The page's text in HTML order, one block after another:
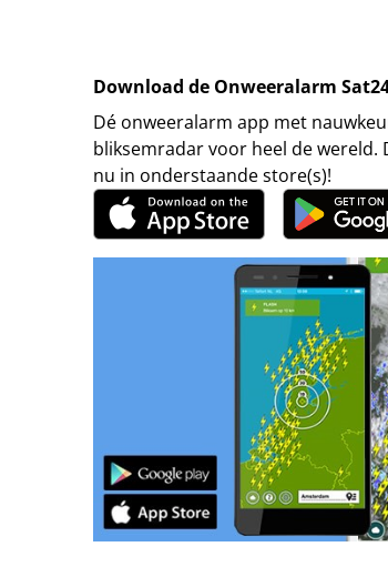
Download de Onweeralarm
Dé onweeralarm app met
bliksemradar voor heel de wereld.
nu in onderstaande store(s)!